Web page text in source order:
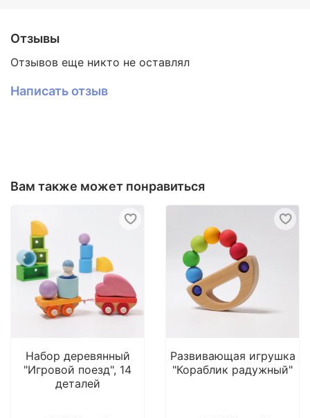
Отзывы
Отзывов еще никто не оставлял
Написать отзыв
Вам также может понравиться
Набор деревянный
"Игровой поезд", 14
деталей
Развивающая игрушка
"Кораблик радужный"